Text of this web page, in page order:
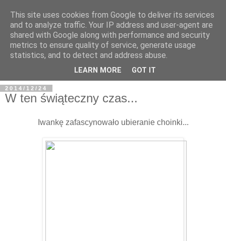
BFashions
2014/12/24
W ten świąteczny czas...
Iwankę zafascynowało ubieranie choinki...
This site uses cookies from Google to deliver its services
and to analyze traffic. Your IP address and user-agent are
shared with Google along with performance and security
metrics to ensure quality of service, generate usage
statistics, and to detect and address abuse.
LEARN MORE GOT IT